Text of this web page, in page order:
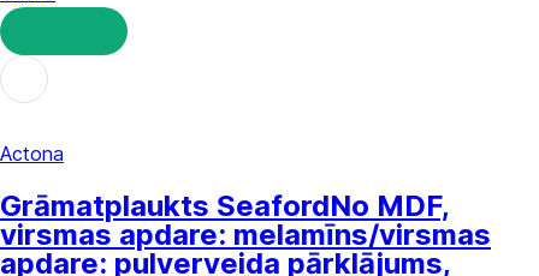
LIKT GROZĀ
Actona
Grāmatplaukts SeafordNo MDF,
virsmas apdare: melamīns/virsmas
apdare: pulverveida pārklājums,